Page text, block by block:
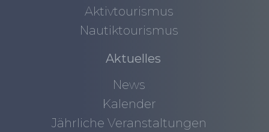
Aktivtourismus
Nautiktourismus
Aktuelles
News
Kalender
Jährliche Veranstaltungen